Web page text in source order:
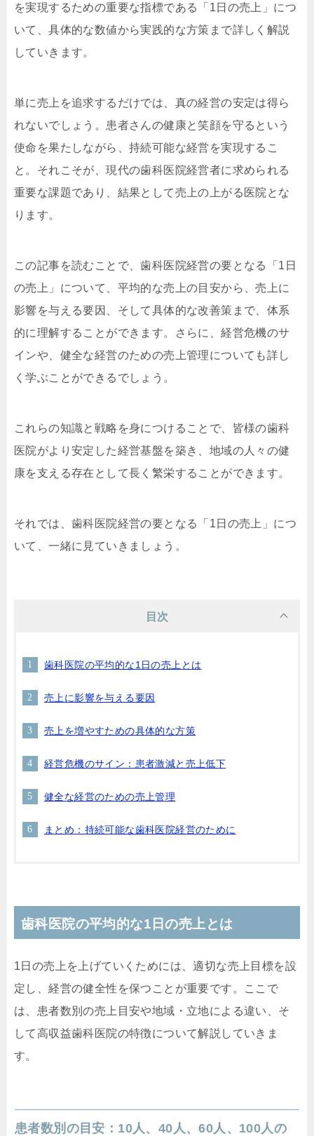
を実現するための重要な指標である「1日の売上」につ
いて、具体的な数値から実践的な方策まで詳しく解説
していきます。
単に売上を追求するだけでは、真の経営の安定は得ら
れないでしょう。患者さんの健康と笑顔を守るという
使命を果たしながら、持続可能な経営を実現するこ
と。それこそが、現代の歯科医院経営者に求められる
重要な課題であり、結果として売上の上がる医院とな
ります。
この記事を読むことで、歯科医院経営の要となる「1日
の売上」について、平均的な売上の目安から、売上に
影響を与える要因、そして具体的な改善策まで、体系
的に理解することができます。さらに、経営危機のサ
インや、健全な経営のための売上管理についても詳し
く学ぶことができるでしょう。
これらの知識と戦略を身につけることで、皆様の歯科
医院がより安定した経営基盤を築き、地域の人々の健
康を支える存在として長く繁栄することができます。
それでは、歯科医院経営の要となる「1日の売上」につ
いて、一緒に見ていきましょう。
目次
歯科医院の平均的な1日の売上とは
売上に影響を与える要因
売上を増やすための具体的な方策
経営危機のサイン：患者激減と売上低下
健全な経営のための売上管理
まとめ：持続可能な歯科医院経営のために
歯科医院の平均的な1日の売上とは
1日の売上を上げていくためには、適切な売上目標を設
定し、経営の健全性を保つことが重要です。ここで
は、患者数別の売上目安や地域・立地による違い、そ
して高収益歯科医院の特徴について解説していきま
す。
患者数別の目安：10人、40人、60人、100人の